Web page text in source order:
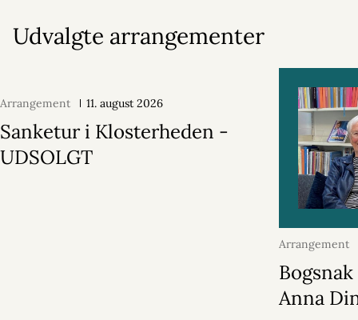
Udvalgte arrangementer
Arrangement 11. august 2026
Sanketur i Klosterheden -
UDSOLGT
Arrangement
2026
Anna